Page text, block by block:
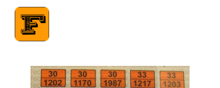
Bildergalerie überspringen